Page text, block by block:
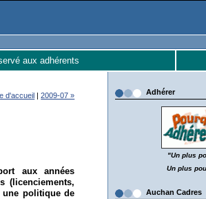
aux adhérents
Adhérer
"Un plus
Un plus
Auchan Cadres
d'accueil |2009-07 »
aux années
(licenciements,
une politique de